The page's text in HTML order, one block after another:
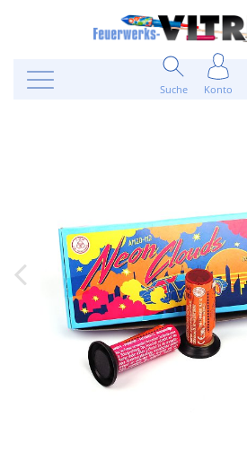
Suche Konto